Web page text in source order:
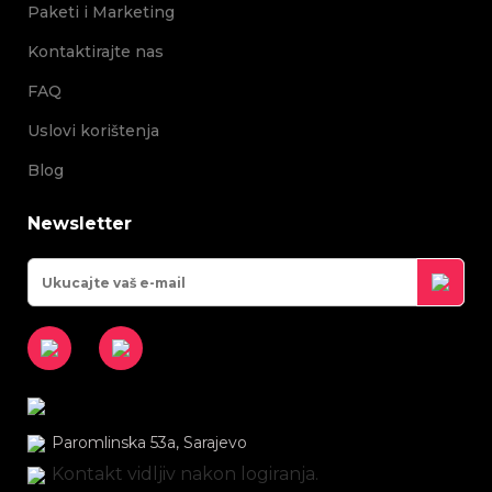
Paromlinska 53a, Sarajevo
Kontakt vidljiv nakon logiranja.
Paketi i Marketing
Kontaktirajte nas
FAQ
Uslovi korištenja
Blog
Newsletter